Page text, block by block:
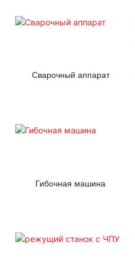
Сварочный аппарат
Гибочная машина